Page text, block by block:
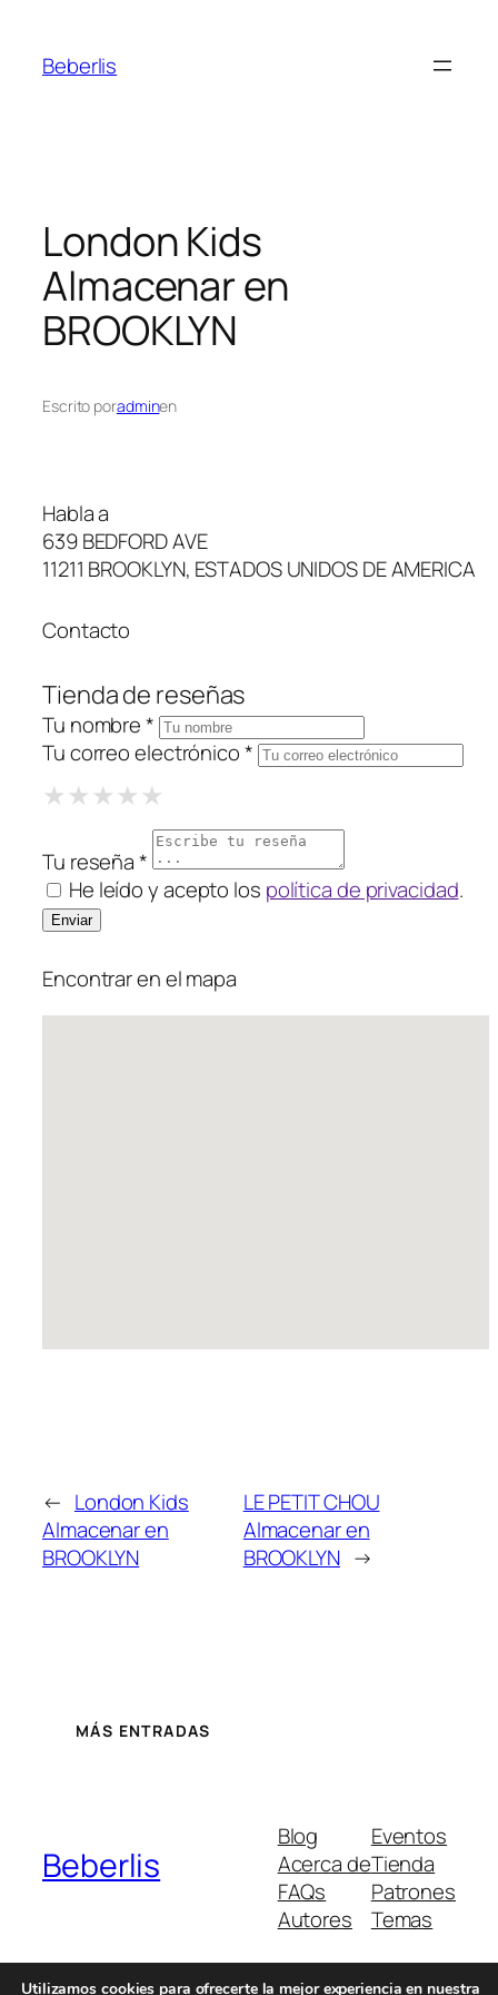
Beberlis
London Kids
Almacenar en
BROOKLYN
Escrito poradminen
Habla a
639 BEDFORD AVE
11211 BROOKLYN, ESTADOS UNIDOS DE AMERICA
Contacto
Tienda de reseñas
Tu nombre *
Tu correo electrónico *
★1 Star
★★2 Stars
★★★3 Stars
★★★★4 Stars
★★★★★
Tu reseña *
He leído y acepto los política de privacidad.
Encontrar en el mapa
← London Kids
Almacenar en
BROOKLYN
LE PETIT CHOU
Almacenar en
BROOKLYN →
MÁS ENTRADAS
Beberlis
Blog
Acerca de
FAQs
Autores
Eventos
Tienda
Patrones
Temas
Utilizamos cookies para ofrecerte la mejor experiencia en nuestra